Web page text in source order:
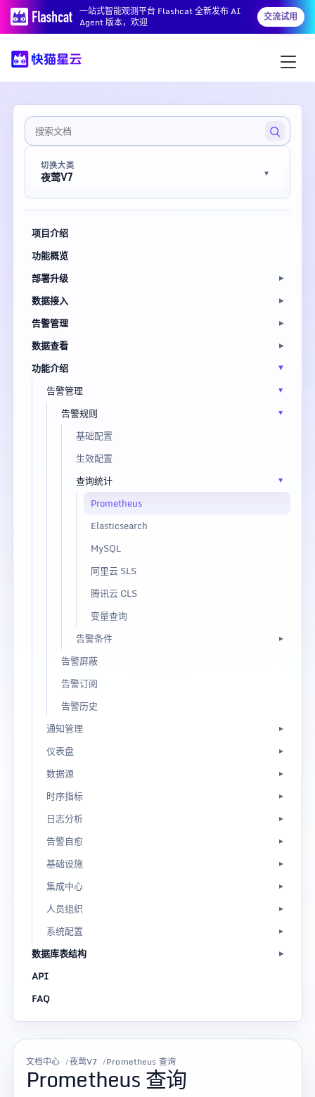
一站式智能观测平台 Flashcat 全新发布 AI
Agent 版本，欢迎
交流试用
切换大类
夜莺V7
项目介绍
功能概览
部署升级
数据接入
告警管理
数据查看
功能介绍
告警管理
告警规则
基础配置
生效配置
查询统计
Prometheus
Elasticsearch
MySQL
阿里云 SLS
腾讯云 CLS
变量查询
告警条件
告警屏蔽
告警订阅
告警历史
通知管理
仪表盘
数据源
时序指标
日志分析
告警自愈
基础设施
集成中心
人员组织
系统配置
数据库表结构
API
FAQ
文档中心 夜莺V7 Prometheus 查询
Prometheus 查询